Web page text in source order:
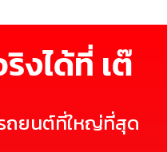
งได้ที่ เต๊
ถยนต์ที่ใหญ่ที่สุด